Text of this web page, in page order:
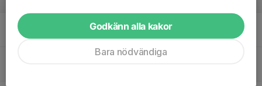
20
Mån
Medeldistanstränings
Godkänn alla kakor
Bara nödvändiga